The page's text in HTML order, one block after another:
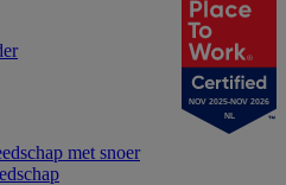
met snoer
NOV 2025-NOV 2026
NL